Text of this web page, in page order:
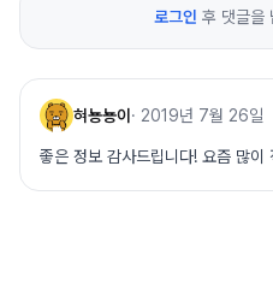
로그인 후 댓글을
혀뇽뇽이 · 2019년 7월 26일
좋은 정보 감사드립니다! 요즘 많이